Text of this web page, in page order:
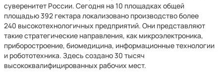
суверенитет России. Сегодня на 10 площадках общей
площадью 392 гектара локализовано производство более
240 высокотехнологичных предприятий. Они представляют
такие стратегические направления, как микроэлектроника,
приборостроение, биомедицина, информационные технологии
и робототехника. Здесь создано 30 тысяч
высококвалифицированных рабочих мест.